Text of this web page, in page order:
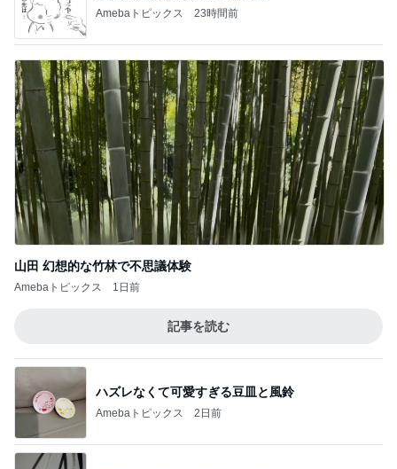
Amebaトピックス 23時間前
山田 幻想的な竹林で不思議体験
Amebaトピックス 1日前
記事を読む
ハズレなくて可愛すぎる豆皿と風鈴
Amebaトピックス 2日前